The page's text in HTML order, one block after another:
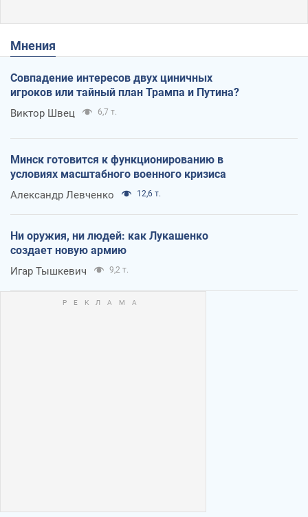
Мнения
Совпадение интересов двух циничных
игроков или тайный план Трампа и Путина?
Виктор Швец 6,7 т.
Минск готовится к функционированию в
условиях масштабного военного кризиса
Александр Левченко 12,6 т.
Ни оружия, ни людей: как Лукашенко
создает новую армию
Игар Тышкевич 9,2 т.